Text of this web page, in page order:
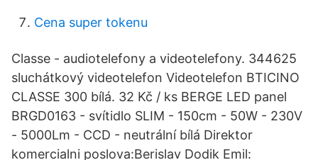
Cena super tokenu
Classe - audiotelefony a videotelefony. 344625
sluchátkový videotelefon Videotelefon BTICINO
CLASSE 300 bílá. 32 Kč / ks BERGE LED panel
BRGD0163 - svítidlo SLIM - 150cm - 50W - 230V
- 5000Lm - CCD - neutrální bílá Direktor
komercialni poslova:Berislav Dodik Emil: